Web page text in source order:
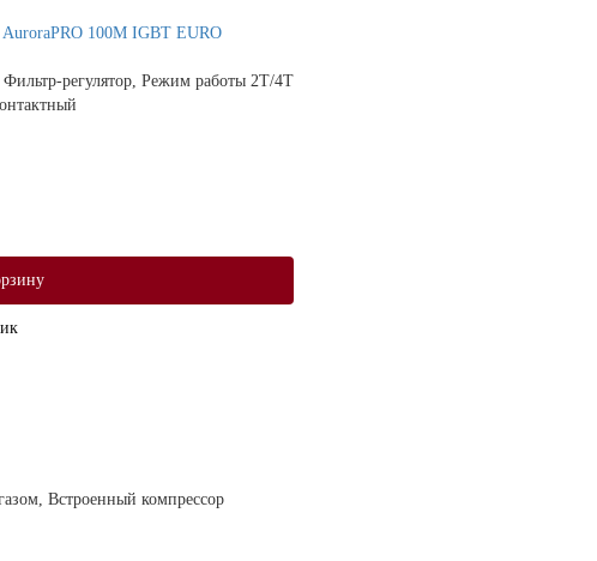
100M IGBT EURO
Фильтр-регулятор, Режим работы 2Т/4Т
Встроенный компрессор